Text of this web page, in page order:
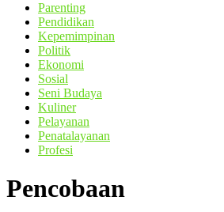
Parenting
Pendidikan
Kepemimpinan
Politik
Ekonomi
Sosial
Seni Budaya
Kuliner
Pelayanan
Penatalayanan
Profesi
Pencobaan